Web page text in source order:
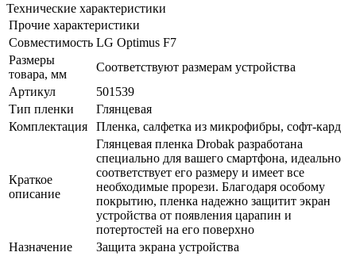
Технические характеристики
Прочие характеристики
Совместимость LG Optimus F7
Размеры
товара, мм
Соответствуют размерам устройства
Артикул
501539
Тип пленки
Глянцевая
Комплектация
Пленка, салфетка из микрофибры, софт-кард
Краткое
описание
Глянцевая пленка Drobak разработана
специально для вашего смартфона, идеально
соответствует его размеру и имеет все
необходимые прорези. Благодаря особому
покрытию, пленка надежно защитит экран
устройства от появления царапин и
потертостей на его поверхно
Назначение
Защита экрана устройства